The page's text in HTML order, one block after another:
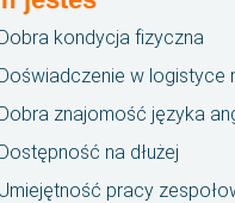
Dobra kondycja fizyczna
Doświadczenie w logistyce
Dobra znajomość języka
Dostępność na dłużej
Umiejętność pracy